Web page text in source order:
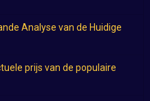
Analyse van de Huidige
prijs van de populaire